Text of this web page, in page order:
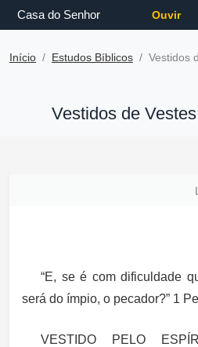
Casa do Senhor Ouvir
Início Estudos Bíblicos Vestidos
Vestidos de
“E, se é com dificuldade
será do ímpio, o pecador?” 1
VESTIDO PELO